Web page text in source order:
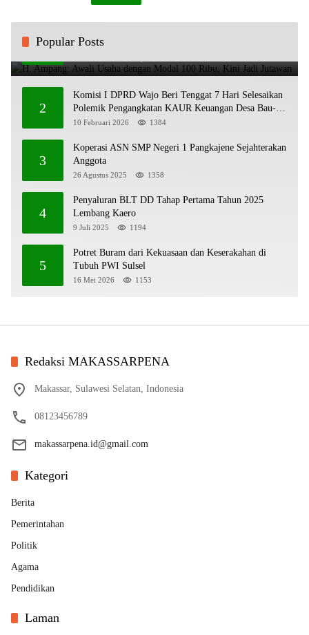
Popular Posts
1
Kini Jadi Jutawan
2
Komisi I DPRD Wajo Beri Tenggat 7 Hari Selesaikan
Polemik Pengangkatan KAUR Keuangan Desa Bau-
Bau
10 Februari 2026 1384
3
Koperasi ASN SMP Negeri 1 Pangkajene Sejahterakan
Anggota
26 Agustus 2025 1358
4
Penyaluran BLT DD Tahap Pertama Tahun 2025
Lembang Kaero
9 Juli 2025 1194
5
Potret Buram dari Kekuasaan dan Keserakahan di
Tubuh PWI Sulsel
16 Mei 2026 1153
Redaksi MAKASSARPENA
Makassar, Sulawesi Selatan, Indonesia
08123456789
makassarpena.id@gmail.com
Kategori
Berita
Pemerintahan
Politik
Agama
Pendidikan
Laman